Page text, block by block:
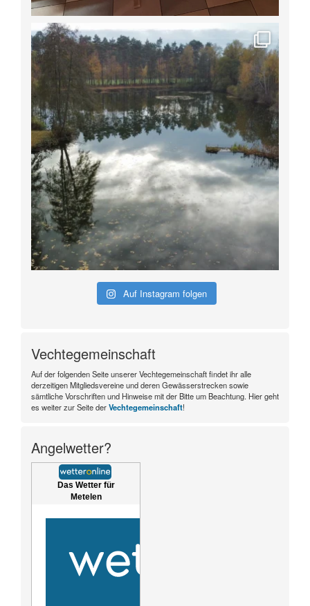
Auf Instagram folgen
Vechtegemeinschaft
Auf der folgenden Seite unserer Vechtegemeinschaft findet ihr alle
derzeitigen Mitgliedsvereine und deren Gewässerstrecken sowie
sämtliche Vorschriften und Hinweise mit der Bitte um Beachtung. Hier geht
es weiter zur Seite derVechtegemeinschaft!
Angelwetter?
Das Wetter für
Metelen